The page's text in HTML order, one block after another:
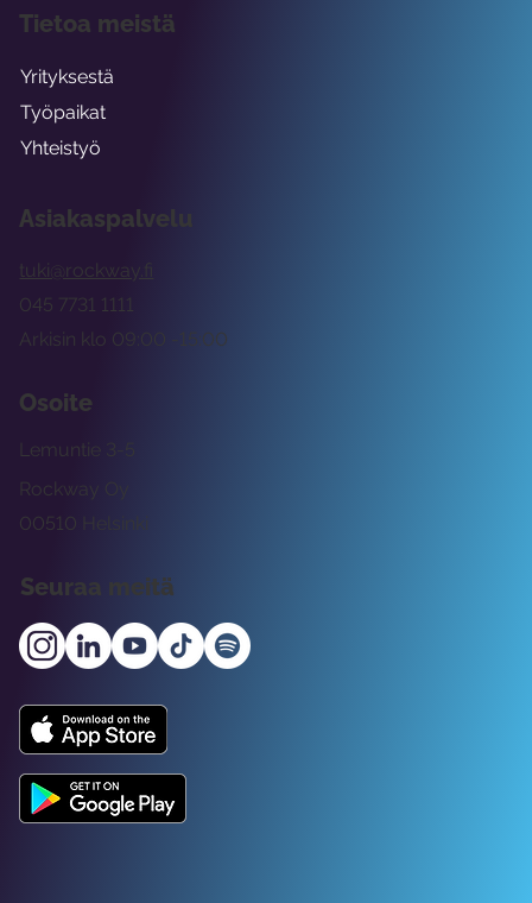
Asiakaspalvelu
tuki@rockway.fi
Arkisin klo 09:00 -15:00
045 7731 1111
Osoite
Rockway Oy
Lemuntie 3-5
00510 Helsinki
Seuraa meitä
Tietoa meistä
Yrityksestä
Työpaikat
Yhteistyö